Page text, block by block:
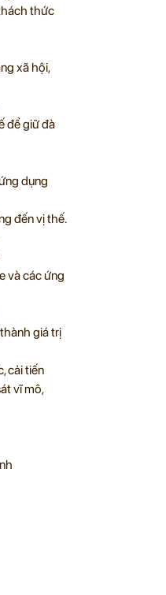
thức
xã hội,
để giữ đà
dụng
đến vị thế.
và các ứng
giá trị
cải tiến
vĩ mô,